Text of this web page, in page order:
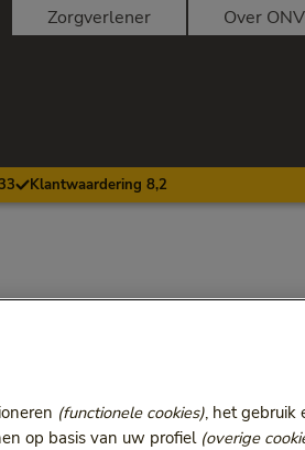
Zorgverlener
Over
Klantwaardering 8,2
(functionele cookies), het gebruik
op basis van uw profiel (overige